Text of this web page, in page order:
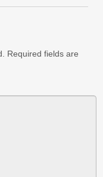
Required fields are